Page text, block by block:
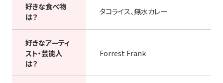
好きな食べ物
は？
タコライス、無水カレー
好きなアーティ
スト・芸能人
は？
Forrest Frank